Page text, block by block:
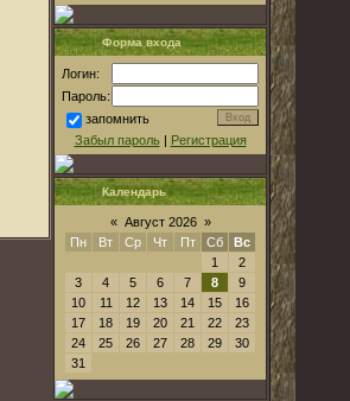
Форма входа
Логин:
Пароль:
запомнить
Забыл пароль| Регистрация
Календарь
« Август 2026 »
Пн
Вт Ср Чт Пт Сб
Вс
1
2
3
4 5 6 7 8
9
10
11 12 13 14 15
16
17
18 19 20 21 22
23
24
25 26 27 28 29
30
31